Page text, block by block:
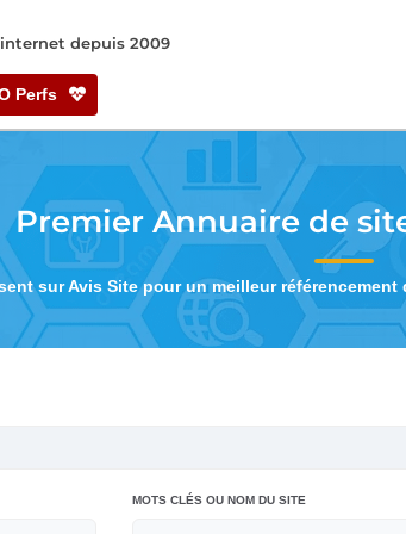
depuis 2009
Perfs
Premier Annuaire de
sur Avis Site pour un meilleur
MOTS CLÉS OU NOM DU SITE